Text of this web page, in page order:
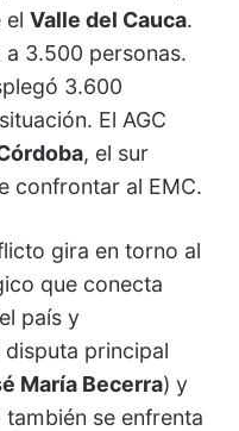
el Valle del Cauca.
3.500 personas.
3.600
El AGC
, el sur
confrontar al EMC.
gira en torno al
que conecta
país y
disputa principal
María Becerra) y
se enfrenta